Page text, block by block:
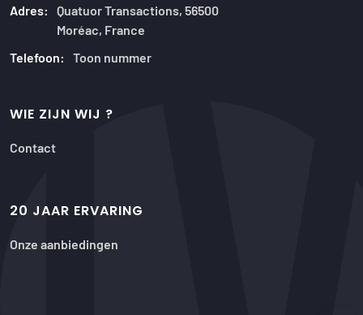
Adres: Quatuor Transactions, 56500
Moréac, France
Telefoon: Toon nummer
WIE ZIJN WIJ ?
Contact
20 JAAR ERVARING
Onze aanbiedingen